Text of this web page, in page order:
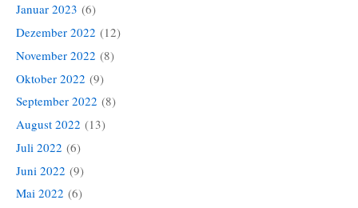
Januar 2023 (6)
Dezember 2022 (12)
November 2022 (8)
Oktober 2022 (9)
September 2022 (8)
August 2022 (13)
Juli 2022 (6)
Juni 2022 (9)
Mai 2022 (6)